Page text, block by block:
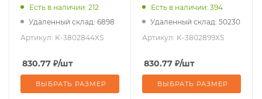
Есть в наличии: 212
Удаленный склад: 6898
Артикул: K-3802844XS
830.77 ₽/шт
ВЫБРАТЬ РАЗМЕР
Есть в наличии: 394
Удаленный склад: 50230
Артикул: K-3802899XS
830.77 ₽/шт
ВЫБРАТЬ РАЗМЕР